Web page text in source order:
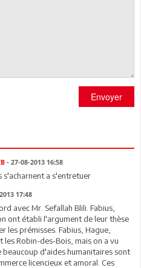
Envoyer
- 27-08-2013 16:58
s'acharnent a s'entretuer
17:48
avec Mr. Sefallah Blili. Fabius,
ont établi l'argument de leur thèse
les prémisses. Fabius, Hague,
les Robin-des-Bois, mais on a vu
d'aides humanitaires sont
licencieux et amoral. Ces